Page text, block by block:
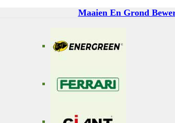
Maaien En Grond